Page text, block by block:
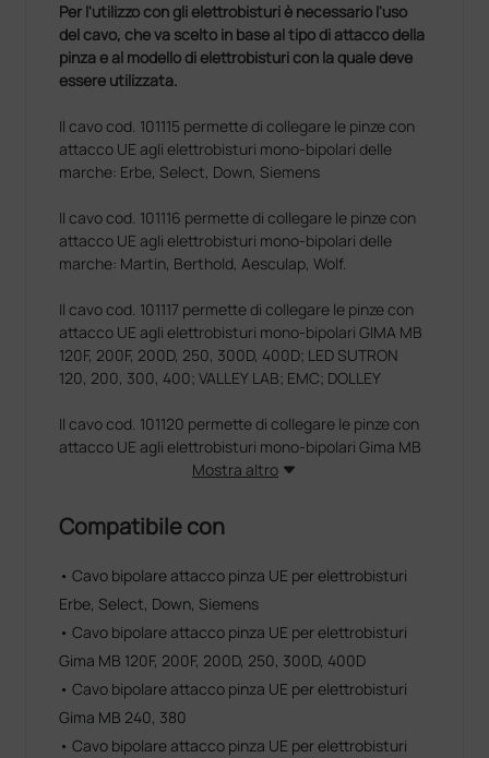
Per l'utilizzo con gli elettrobisturi è necessario l'uso
del cavo, che va scelto in base al tipo di attacco della
pinza e al modello di elettrobisturi con la quale deve
essere utilizzata.
Il cavo cod. 101115 permette di collegare le pinze con
attacco UE agli elettrobisturi mono-bipolari delle
marche: Erbe, Select, Down, Siemens
Il cavo cod. 101116 permette di collegare le pinze con
attacco UE agli elettrobisturi mono-bipolari delle
marche: Martin, Berthold, Aesculap, Wolf.
Il cavo cod. 101117 permette di collegare le pinze con
attacco UE agli elettrobisturi mono-bipolari GIMA MB
120F, 200F, 200D, 250, 300D, 400D; LED SUTRON
120, 200, 300, 400; VALLEY LAB; EMC; DOLLEY
Il cavo cod. 101120 permette di collegare le pinze con
attacco UE agli elettrobisturi mono-bipolari Gima MB
Il cavo cod. 109132 permette di collegare le pinze con
attacco UE agli elettrobisturi mono-bipolari GIMA MB
Mostra altro
Compatibile con
• Cavo bipolare attacco pinza UE per elettrobisturi
Erbe, Select, Down, Siemens
• Cavo bipolare attacco pinza UE per elettrobisturi
Gima MB 120F, 200F, 200D, 250, 300D, 400D
• Cavo bipolare attacco pinza UE per elettrobisturi
Gima MB 240, 380
• Cavo bipolare attacco pinza UE per elettrobisturi